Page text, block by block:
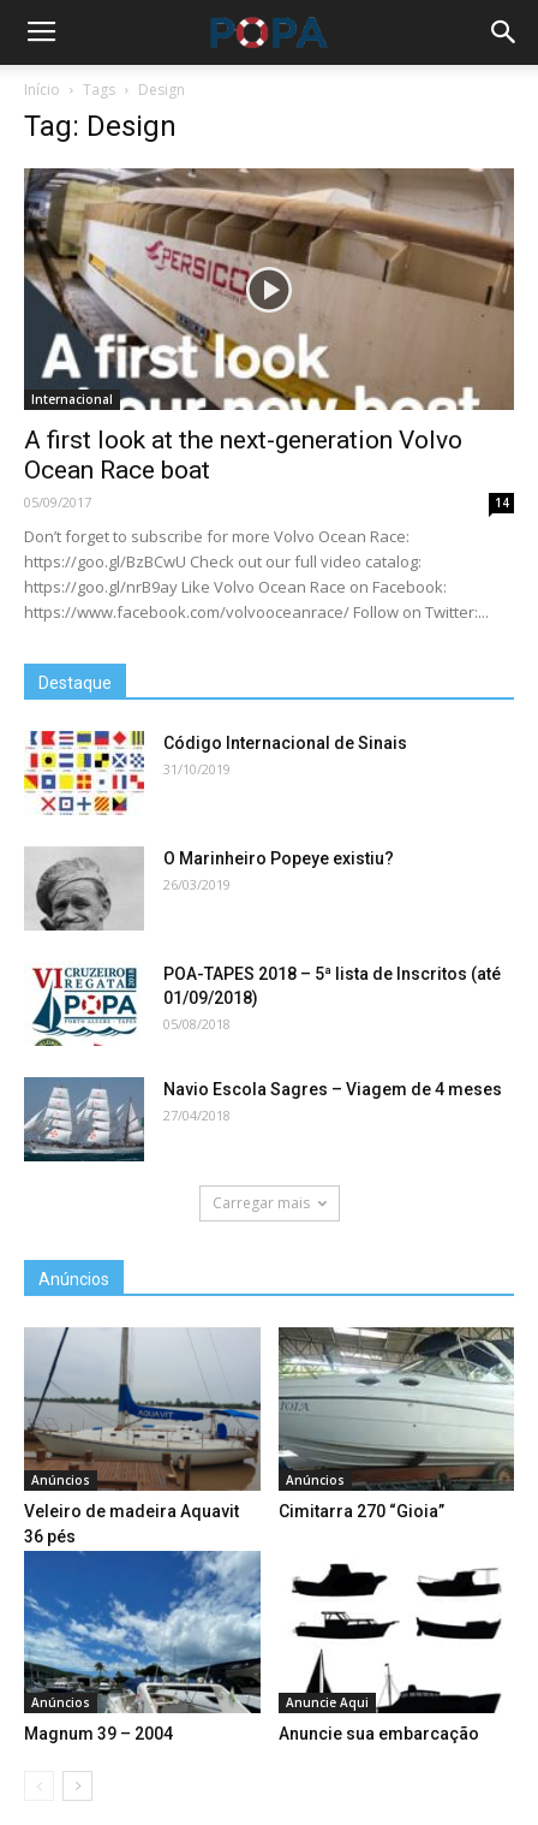
Início Tags Design
Tag: Design
Internacional
A first look at the next-generation Volvo
Ocean Race boat
05/09/2017 14
Don’t forget to subscribe for more Volvo Ocean Race:
https://goo.gl/BzBCwU Check out our full video catalog:
https://goo.gl/nrB9ay Like Volvo Ocean Race on Facebook:
https://www.facebook.com/volvooceanrace/ Follow on Twitter:...
Destaque
Código Internacional de Sinais
31/10/2019
O Marinheiro Popeye existiu?
26/03/2019
POA-TAPES 2018 – 5ª lista de Inscritos (até
01/09/2018)
05/08/2018
Navio Escola Sagres – Viagem de 4 meses
27/04/2018
Carregar mais
Anúncios
Anúncios
Veleiro de madeira Aquavit
36 pés
Anúncios
Cimitarra 270 “Gioia”
Anúncios
Magnum 39 – 2004
Anuncie Aqui
Anuncie sua embarcação